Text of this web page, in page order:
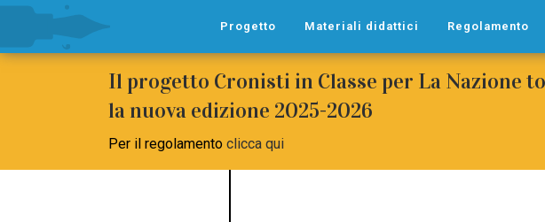
Progetto Materiali didattici Regolamento
Il progetto Cronisti in Classe per La Nazione
la nuova edizione 2025-2026
Per il regolamento clicca qui